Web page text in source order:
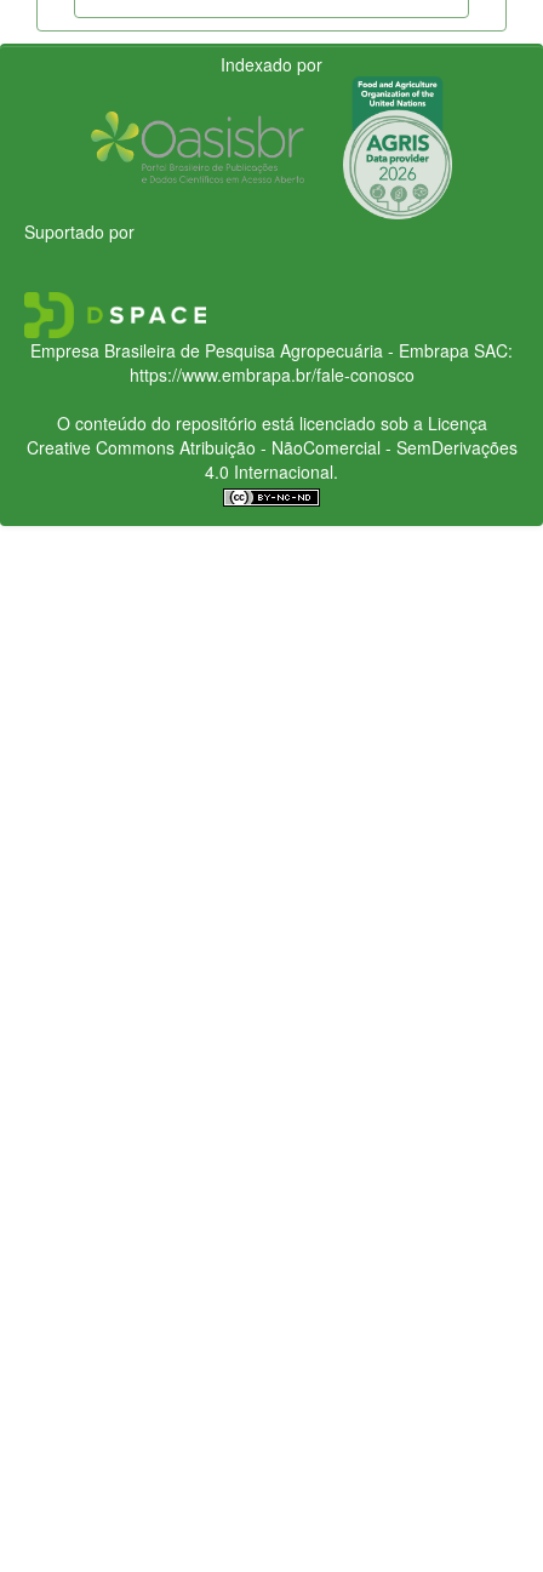
Indexado por
Suportado por
Empresa Brasileira de Pesquisa Agropecuária - Embrapa SAC:
https://www.embrapa.br/fale-conosco
O conteúdo do repositório está licenciado sob a Licença
Creative CommonsAtribuição - NãoComercial - SemDerivações
4.0 Internacional.